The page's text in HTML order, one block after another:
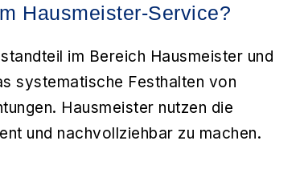
Hausmeister-Service?
im Bereich Hausmeister und
systematische Festhalten von
Hausmeister nutzen die
und nachvollziehbar zu machen.